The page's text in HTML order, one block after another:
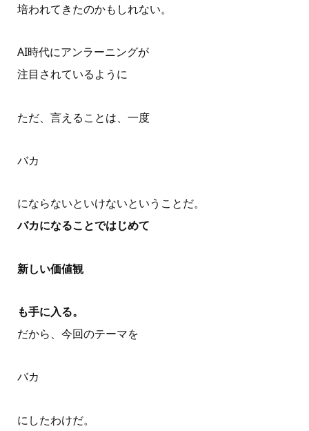
培われてきたのかもしれない。
AI時代にアンラーニングが
注目されているように
ただ、言えることは、一度
バカ
にならないといけないということだ。
バカになることではじめて
新しい価値観
も手に入る。
だから、今回のテーマを
バカ
にしたわけだ。